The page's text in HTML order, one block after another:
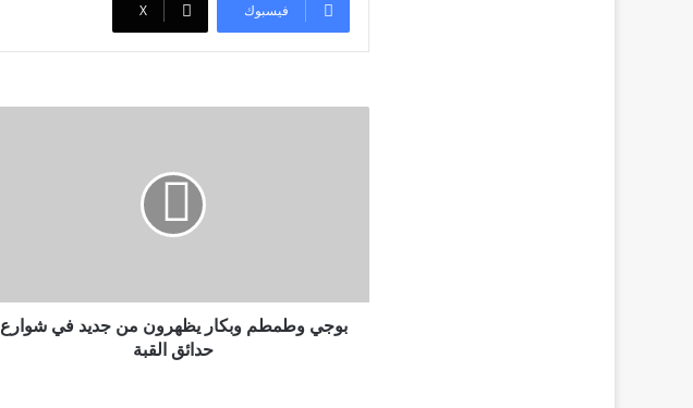
فيسبوك ‫X
حدائق
القبةبوجي وطمطم وبكار يظهرون من جديد في شوارع
حدائق القبة